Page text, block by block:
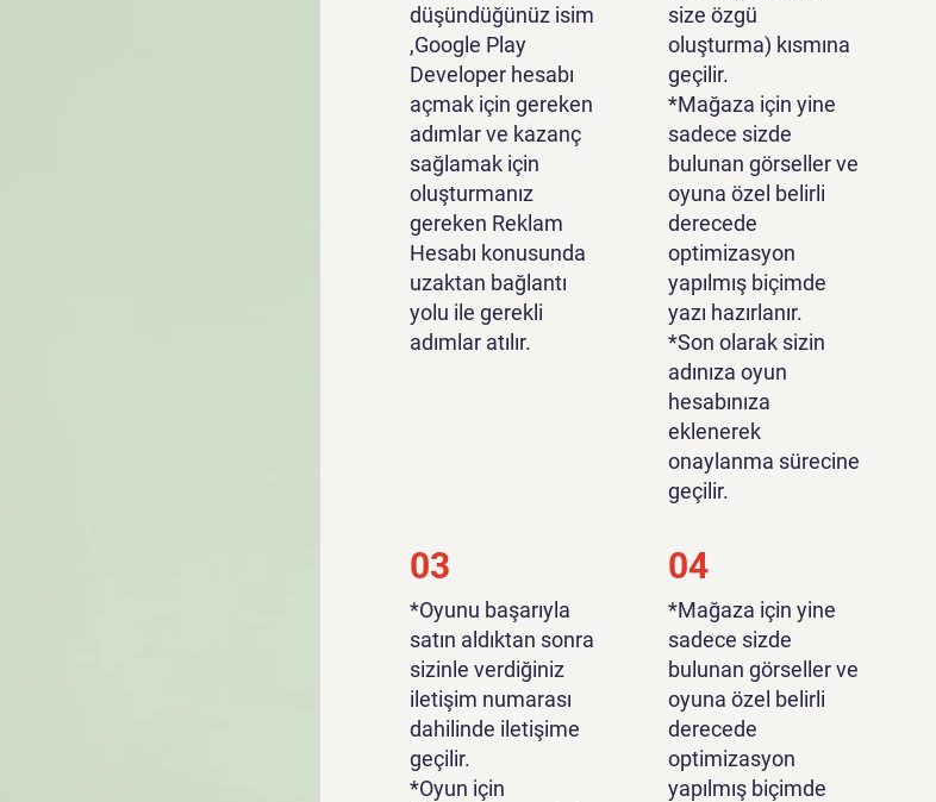
düşündüğünüz isim
,Google Play
Developer hesabı
açmak için gereken
adımlar ve kazanç
sağlamak için
oluşturmanız
gereken Reklam
Hesabı konusunda
uzaktan bağlantı
yolu ile gerekli
adımlar atılır.
size özgü
oluşturma) kısmına
geçilir.
*Mağaza için yine
sadece sizde
bulunan görseller ve
oyuna özel belirli
derecede
optimizasyon
yapılmış biçimde
yazı hazırlanır.
*Son olarak sizin
adınıza oyun
hesabınıza
eklenerek
onaylanma sürecine
geçilir.
03
*Oyunu başarıyla
satın aldıktan sonra
sizinle verdiğiniz
iletişim numarası
dahilinde iletişime
geçilir.
*Oyun için
04
*Mağaza için yine
sadece sizde
bulunan görseller ve
oyuna özel belirli
derecede
optimizasyon
yapılmış biçimde